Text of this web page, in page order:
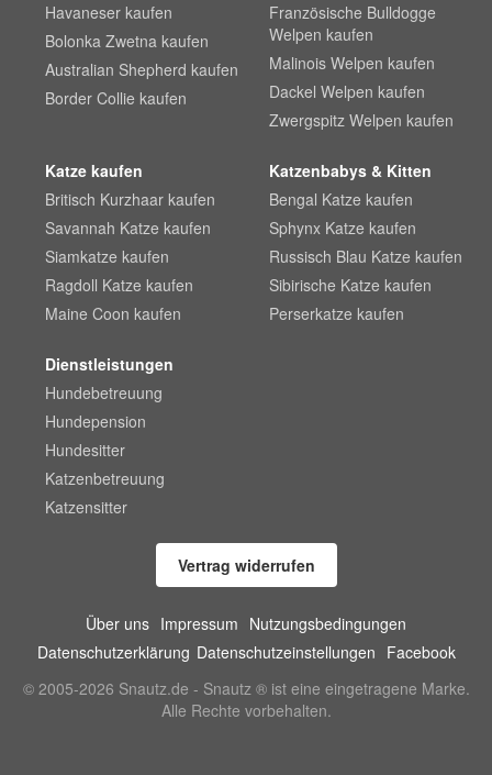
Havaneser kaufen
Bolonka Zwetna kaufen
Australian Shepherd kaufen
Border Collie kaufen
Französische Bulldogge
Welpen kaufen
Malinois Welpen kaufen
Dackel Welpen kaufen
Zwergspitz Welpen kaufen
Katze kaufen
Britisch Kurzhaar kaufen
Savannah Katze kaufen
Siamkatze kaufen
Ragdoll Katze kaufen
Maine Coon kaufen
Katzenbabys & Kitten
Bengal Katze kaufen
Sphynx Katze kaufen
Russisch Blau Katze kaufen
Sibirische Katze kaufen
Perserkatze kaufen
Dienstleistungen
Hundebetreuung
Hundepension
Hundesitter
Katzenbetreuung
Katzensitter
Vertrag widerrufen
Über uns Impressum Nutzungsbedingungen
Datenschutzerklärung Datenschutzeinstellungen Facebook
© 2005-2026 Snautz.de - Snautz ® ist eine eingetragene Marke.
Alle Rechte vorbehalten.